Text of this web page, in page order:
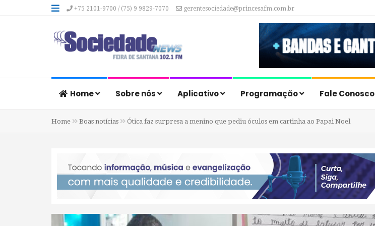
+75 2101-9700 / (75) 9 9829-7070 gerentesociedade@princesafm.com.br
Home Sobre nós Aplicativo Programação Fale Conosco
Home Boas notícias Ótica faz surpresa a menino que pediu óculos em cartinha ao Papai Noel